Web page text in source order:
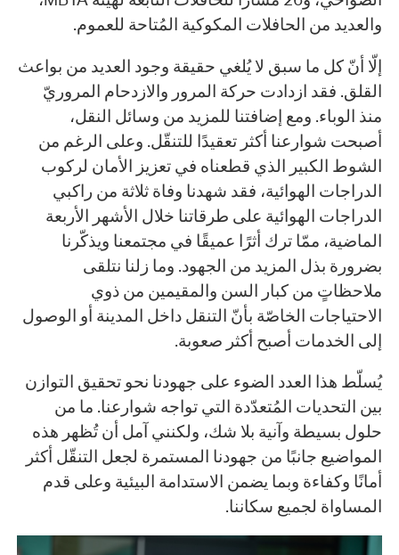
والعديد من الحافلات المكوكية المُتاحة للعموم.
إلّا أنّ كل ما سبق لا يُلغي حقيقة وجود العديد من بواعث
القلق. فقد ازدادت حركة المرور والازدحام المروريّ
منذ الوباء. ومع إضافتنا للمزيد من وسائل النقل،
أصبحت شوارعنا أكثر تعقيدًا للتنقّل. وعلى الرغم من
الشوط الكبير الذي قطعناه في تعزيز الأمان لركوب
الدراجات الهوائية، فقد شهدنا وفاة ثلاثة من راكبي
الدراجات الهوائية على طرقاتنا خلال الأشهر الأربعة
الماضية، ممّا ترك أثرًا عميقًا في مجتمعنا ويذكّرنا
بضرورة بذل المزيد من الجهود. وما زلنا نتلقى
ملاحظاتٍ من كبار السن والمقيمين من ذوي
الاحتياجات الخاصّة بأنّ التنقل داخل المدينة أو الوصول
إلى الخدمات أصبح أكثر صعوبة.
يُسلّط هذا العدد الضوء على جهودنا نحو تحقيق التوازن
بين التحديات المُتعدّدة التي تواجه شوارعنا. ما من
حلول بسيطة وآنية بلا شك، ولكنني آمل أن تُظهر هذه
المواضيع جانبًا من جهودنا المستمرة لجعل التنقّل أكثر
أمانًا وكفاءة وبما يضمن الاستدامة البيئية وعلى قدم
المساواة لجميع سكاننا.